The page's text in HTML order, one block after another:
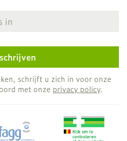
schrijft u zich in voor onze
met onze privacy policy.